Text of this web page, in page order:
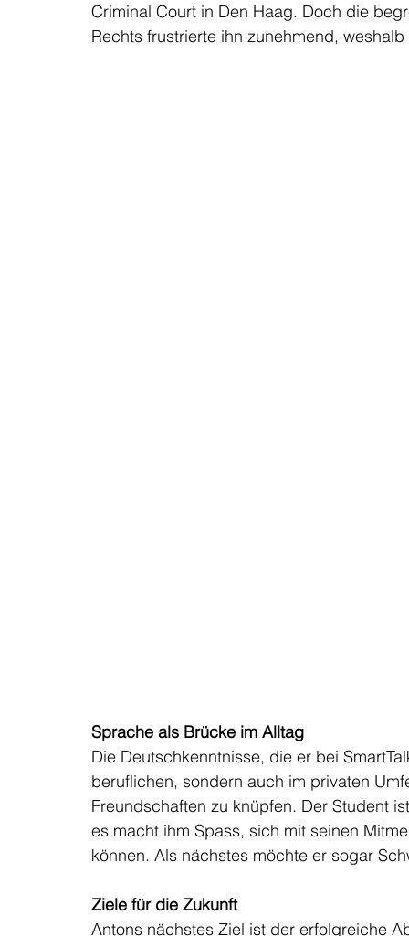
Criminal Court in Den Haag. Doch die
Rechts frustrierte ihn zunehmend,
Sprache als Brücke im Alltag
Die Deutschkenntnisse, die er bei
beruflichen, sondern auch im privaten
Freundschaften zu knüpfen. Der Student
es macht ihm Spass, sich mit seinen
können. Als nächstes möchte er sogar
Ziele für die Zukunft
Antons nächstes Ziel ist der erfolgreiche